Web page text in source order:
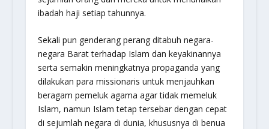
ibadah haji setiap tahunnya.
Sekali pun genderang perang ditabuh negara-
negara Barat terhadap Islam dan keyakinannya
serta semakin meningkatnya propaganda yang
dilakukan para missionaris untuk menjauhkan
beragam pemeluk agama agar tidak memeluk
Islam, namun Islam tetap tersebar dengan cepat
di sejumlah negara di dunia, khususnya di benua